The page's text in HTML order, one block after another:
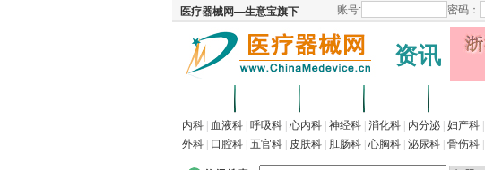
资讯
内科 血液科 呼吸科 心内科 神经科 消化科 内分泌 妇产科
外科
口腔科 五官科 皮肤科 肛肠科 心胸科 泌尿科 骨伤科